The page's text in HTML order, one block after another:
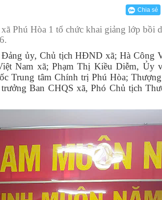
hóa - Xã hội
phục vụ Hành chính công
cung ứng Dịch vụ sự nghiệp công:
Thông báo
Báo cáo
Quyết định
Chỉ thị
Chia sẻ
Phú Hòa 1 tổ chức khai giảng lớp bồi
ủy, Chủ tịch HĐND xã; Hà Công
Nam xã; Phạm Thị Kiều Diễm, Ủy
Trung tâm Chính trị Phú Hòa; Thượng
Ban CHQS xã, Phó Chủ tịch